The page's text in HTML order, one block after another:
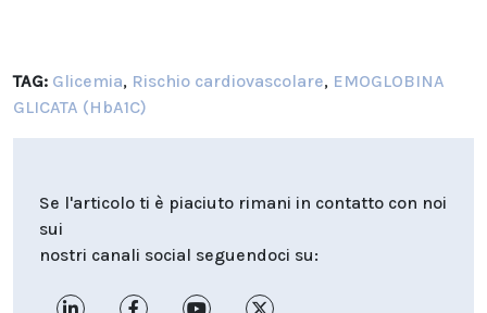
TAG: Glicemia, Rischio cardiovascolare, EMOGLOBINA
GLICATA (HbA1C)
Se l'articolo ti è piaciuto rimani in contatto con noi
sui
nostri canali social seguendoci su: